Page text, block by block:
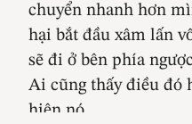
chuyển nhanh hơn
hại bắt đầu xâm lấn
sẽ đi ở bên phía
Ai cũng thấy điều đó
hiện nó.